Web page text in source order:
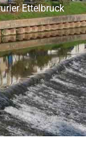
Ettelbruck